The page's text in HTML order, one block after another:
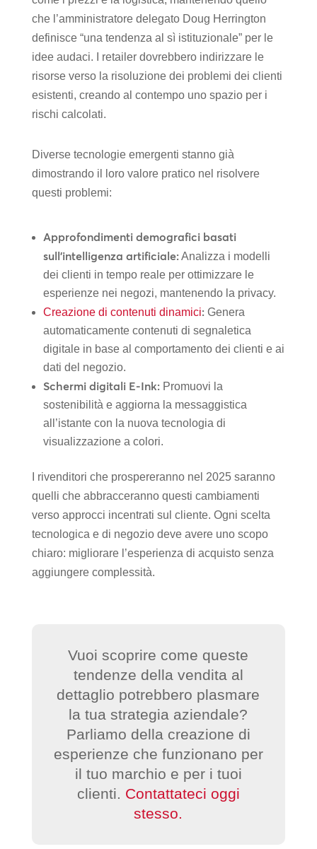
che l’amministratore delegato Doug Herrington
definisce “una tendenza al sì istituzionale” per le
idee audaci. I retailer dovrebbero indirizzare le
risorse verso la risoluzione dei problemi dei clienti
esistenti, creando al contempo uno spazio per i
rischi calcolati.
Diverse tecnologie emergenti stanno già
dimostrando il loro valore pratico nel risolvere
questi problemi:
Approfondimenti demografici basati
sull’intelligenza artificiale:Analizza i modelli
dei clienti in tempo reale per ottimizzare le
esperienze nei negozi, mantenendo la privacy.
Creazione di contenuti dinamici:Genera
automaticamente contenuti di segnaletica
digitale in base al comportamento dei clienti e ai
dati del negozio.
Schermi digitali E-Ink:Promuovi la
sostenibilità e aggiorna la messaggistica
all’istante con la nuova tecnologia di
visualizzazione a colori.
I rivenditori che prospereranno nel 2025 saranno
quelli che abbracceranno questi cambiamenti
verso approcci incentrati sul cliente. Ogni scelta
tecnologica e di negozio deve avere uno scopo
chiaro: migliorare l’esperienza di acquisto senza
aggiungere complessità.
Vuoi scoprire come queste
tendenze della vendita al
dettaglio potrebbero plasmare
la tua strategia aziendale?
Parliamo della creazione di
esperienze che funzionano per
il tuo marchio e per i tuoi
clienti. Contattateci oggi
stesso.